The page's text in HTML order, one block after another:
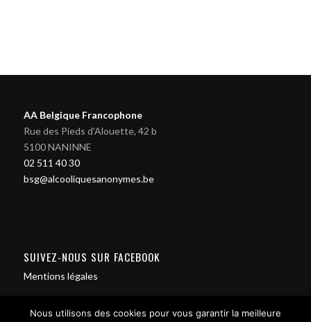
AA Belgique Francophone
Rue des Pieds d'Alouette, 42 b
5100 NANINNE
02 511 40 30
bsg@alcooliquesanonymes.be
SUIVEZ-NOUS SUR FACEBOOK
Mentions légales
Nous utilisons des cookies pour vous garantir la meilleure